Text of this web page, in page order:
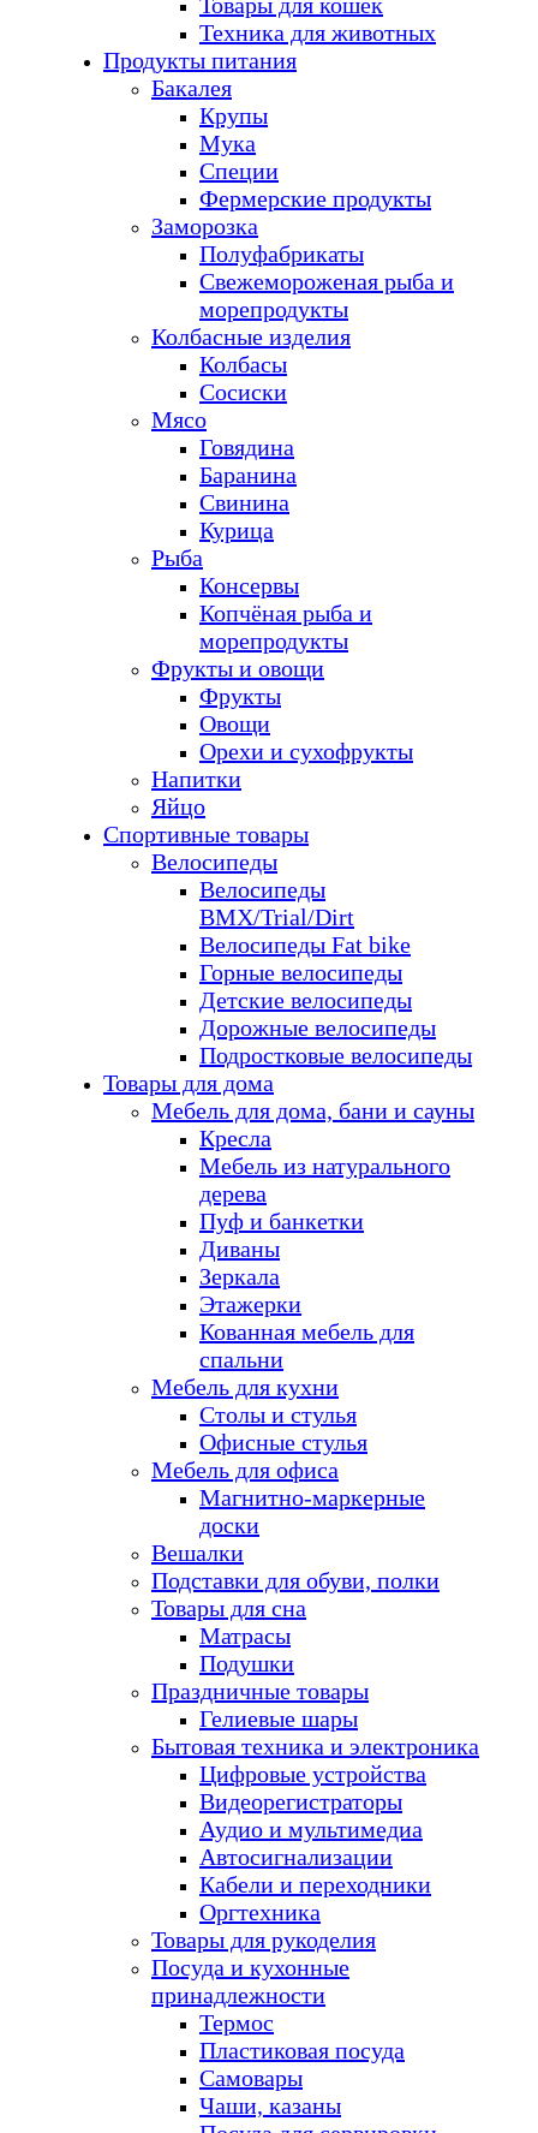
Техника для животных
Продукты питания
Бакалея
Крупы
Мука
Специи
Фермерские продукты
Заморозка
Полуфабрикаты
Свежемороженая рыба и
морепродукты
Колбасные изделия
Колбасы
Сосиски
Мясо
Говядина
Баранина
Свинина
Курица
Рыба
Консервы
Копчёная рыба и
морепродукты
Фрукты и овощи
Фрукты
Овощи
Орехи и сухофрукты
Напитки
Яйцо
Спортивные товары
Велосипеды
Велосипеды
BMX/Trial/Dirt
Велосипеды Fat bike
Горные велосипеды
Детские велосипеды
Дорожные велосипеды
Подростковые велосипеды
Товары для дома
Мебель для дома, бани и сауны
Кресла
Мебель из натурального
дерева
Пуф и банкетки
Диваны
Зеркала
Этажерки
Кованная мебель для
спальни
Мебель для кухни
Столы и стулья
Офисные стулья
Мебель для офиса
Магнитно-маркерные
доски
Вешалки
Подставки для обуви, полки
Товары для сна
Матрасы
Подушки
Праздничные товары
Гелиевые шары
Бытовая техника и электроника
Цифровые устройства
Видеорегистраторы
Аудио и мультимедиа
Автосигнализации
Кабели и переходники
Оргтехника
Товары для рукоделия
Посуда и кухонные
принадлежности
Термос
Пластиковая посуда
Самовары
Чаши, казаны